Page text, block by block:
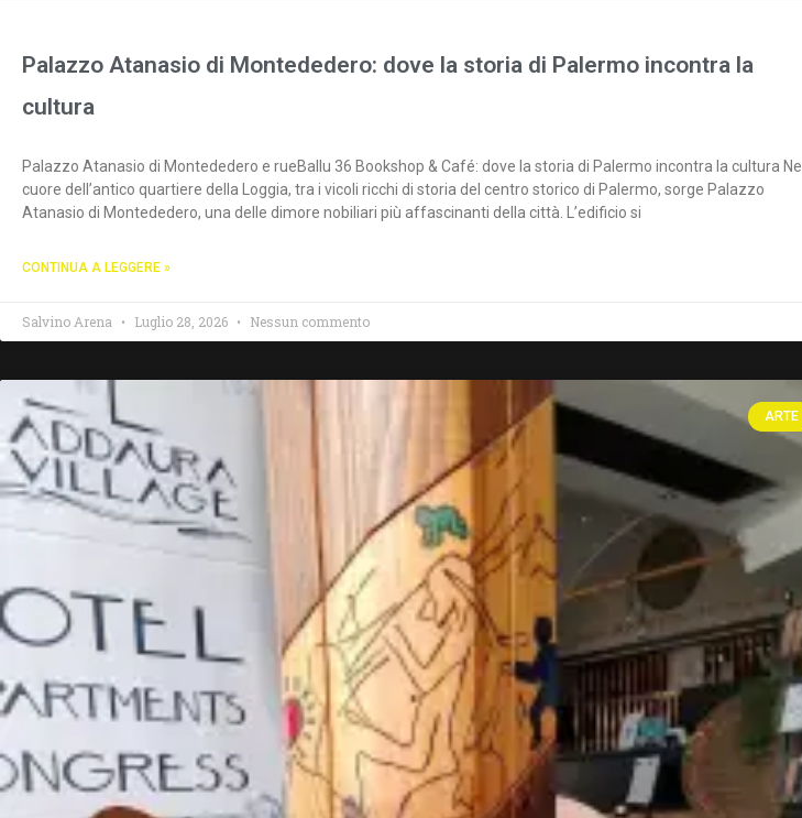
Palazzo Atanasio di Montededero: dove la storia di Palermo incontra la
cultura
Palazzo Atanasio di Montededero e rueBallu 36 Bookshop & Café: dove la storia di Palermo incontra la cultura Nel
cuore dell’antico quartiere della Loggia, tra i vicoli ricchi di storia del centro storico di Palermo, sorge Palazzo
Atanasio di Montededero, una delle dimore nobiliari più affascinanti della città. L’edificio si
CONTINUA A LEGGERE »
Salvino Arena Luglio 28, 2026 Nessun commento
ARTE